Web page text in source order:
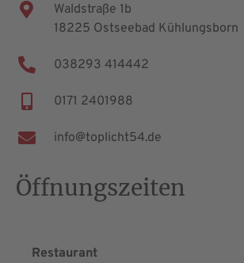
Waldstraße 1b
18225 Ostseebad Kühlungsborn
038293 414442
0171 2401988
info@toplicht54.de
Öffnungszeiten
Restaurant